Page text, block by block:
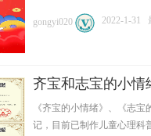
gongyi020 2022-1-31
齐宝和志宝的小情
《齐宝的小情绪》、《志
记，目前已制作儿童心理科